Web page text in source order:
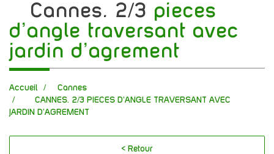
cannes. 2/3 pieces
d'angle traversant avec
jardin d'agrement
Accueil
Cannes
CANNES. 2/3 PIECES D'ANGLE TRAVERSANT AVEC
JARDIN D'AGREMENT
< Retour